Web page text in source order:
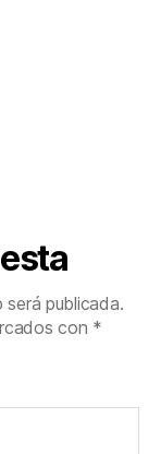
publicada.
con *